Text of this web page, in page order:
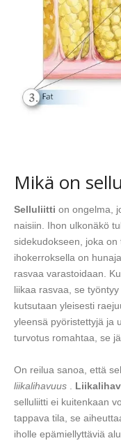
Mikä on
Selluliitti on ongelma,
naisiin. Ihon ulkonäkö
sidekudokseen, joka
ihokerroksella on
rasvaa varastoidaan.
liikaa rasvaa, se
kutsutaan yleisesti
yleensä pyöristettyjä ja
turvotus romahtaa, se
On reilua sanoa, että
liikalihavuus
selluliitti ei kuitenkaan
tappava tila, se
iholle epämiellyttäviä